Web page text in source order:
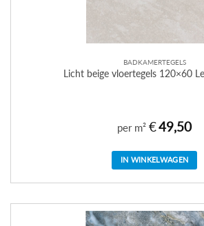
BADKAMERTEGELS
Licht beige vloertegels 120×60
per m² €49,50
IN WINKELWAGEN